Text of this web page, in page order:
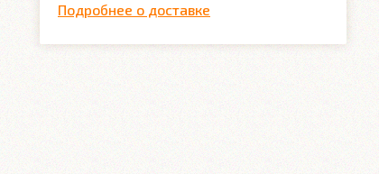
Подробнее о доставке